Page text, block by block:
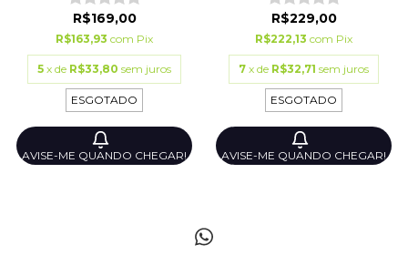
R$169,00
R$163,93 com Pix
5 x de R$33,80 sem juros
ESGOTADO
AVISE-ME QUANDO CHEGAR!
R$229,00
R$222,13 com Pix
7 x de R$32,71 sem juros
ESGOTADO
AVISE-ME QUANDO CHEGAR!